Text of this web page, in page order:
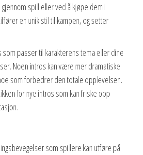
spill eller ved å kjøpe dem i
en unik stil til kampen, og setter
som passer til karakterens tema eller dine
Noen intros kan være mer dramatiske
som forbedrer den totale opplevelsen.
for nye intros som kan friske opp
som spillere kan utføre på